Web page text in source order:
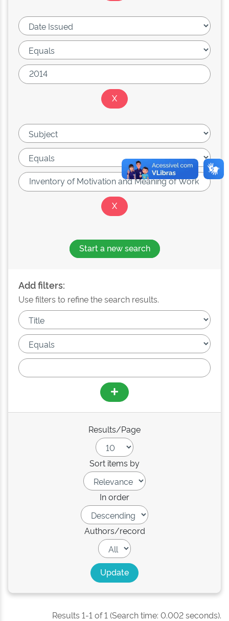
Start a new search
Add filters:
Use filters to refine the search results.
Results/Page
Sort items by
In order
Authors/record
Results 1-1 of 1 (Search time: 0.002 seconds).